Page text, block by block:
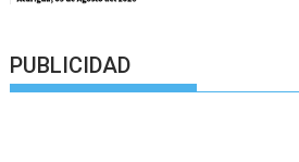
PUBLICIDAD